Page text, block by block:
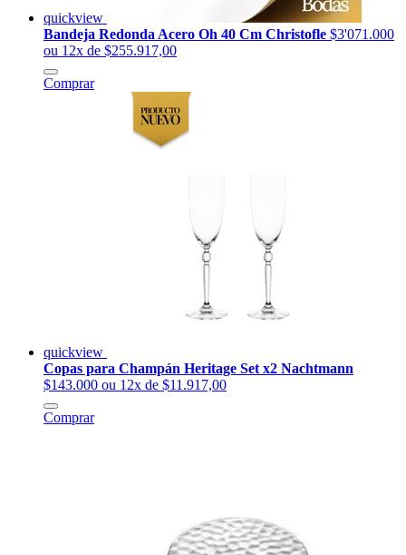
quickview
Bandeja Redonda Acero Oh 40 Cm Christofle $3'071.000
ou 12x de $255.917,00
Comprar
quickview
Copas para Champán Heritage Set x2 Nachtmann
$143.000 ou 12x de $11.917,00
Comprar